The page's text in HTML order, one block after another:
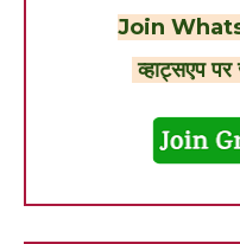
Join
व्हाट्सएप